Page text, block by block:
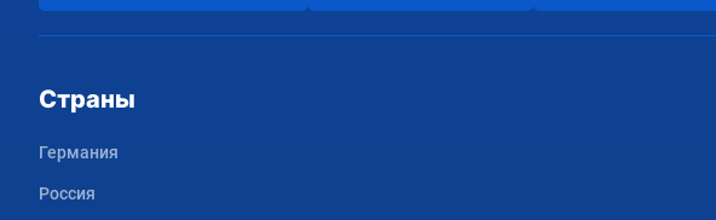
Страны
Германия
Россия